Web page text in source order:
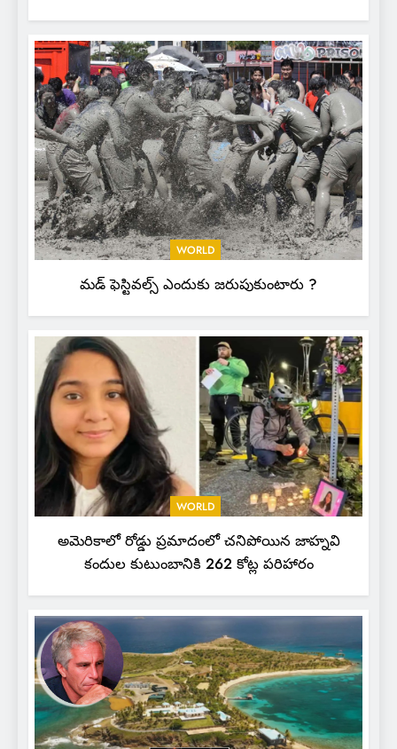
WORLD
మడ్ ఫెస్టివల్స్ ఎందుకు జరుపుకుంటారు ?
WORLD
అమెరికాలో రోడ్డు ప్రమాదంలో చనిపోయిన జాహ్నవి
కందుల కుటుంబానికి 262 కోట్ల పరిహారం